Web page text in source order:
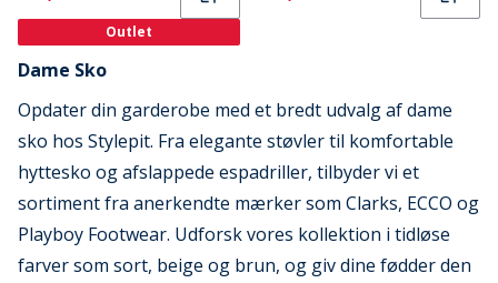
Outlet
Dame Sko
Opdater din garderobe med et bredt udvalg af dame
sko hos Stylepit. Fra elegante støvler til komfortable
hyttesko og afslappede espadriller, tilbyder vi et
sortiment fra anerkendte mærker som Clarks, ECCO og
Playboy Footwear. Udforsk vores kollektion i tidløse
farver som sort, beige og brun, og giv dine fødder den